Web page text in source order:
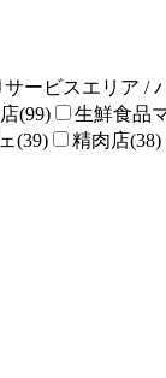
サービスエリア /
(99) 生鮮食品
(39) 精肉店(38)